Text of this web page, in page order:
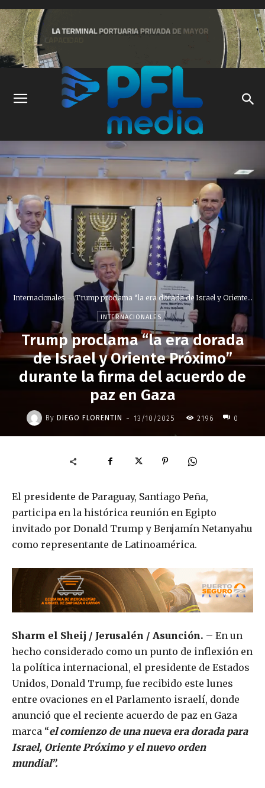
Internacionales Trump proclama “la era dorada de Israel y Oriente...
INTERNACIONALES
Trump proclama “la era dorada
de Israel y Oriente Próximo”
durante la firma del acuerdo de
paz en Gaza
By DIEGO FLORENTIN - 13/10/2025 2196 0
El presidente de Paraguay, Santiago Peña,
participa en la histórica reunión en Egipto
invitado por Donald Trump y Benjamín Netanyahu
como representante de Latinoamérica.
Sharm el Sheij / Jerusalén / Asunción. – En un
hecho considerado como un punto de inflexión en
la política internacional, el presidente de Estados
Unidos, Donald Trump, fue recibido este lunes
entre ovaciones en el Parlamento israelí, donde
anunció que el reciente acuerdo de paz en Gaza
marca “el comienzo de una nueva era dorada para
Israel, Oriente Próximo y el nuevo orden
mundial”.